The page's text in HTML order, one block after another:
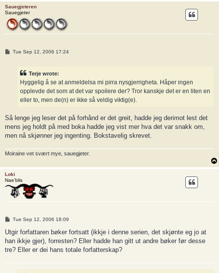
Sauegjeteren
Sauegjeter
PTue Sep 12, 2006 17:24
Terje wrote:
Hyggelig å se at anmeldelsa mi pirra nysgjerrigheta. Håper ingen
opplevde det som at det var spoilere der? Tror kanskje det er en liten en
eller to, men de(n) er ikke så veldig viktig(e).
Så lenge jeg leser det på forhånd er det greit, hadde jeg derimot lest det
mens jeg holdt på med boka hadde jeg vist mer hva det var snakk om,
men nå skjønner jeg ingenting. Bokstavelig skrevet.
Moiraine vet svært mye, sauegjeter.
Loki
Nae’blis
P
s
t
Tue Sep 12, 2006 18:09
Utgir forfattaren bøker fortsatt (ikkje i denne serien, det skjønte eg jo at
han ikkje gjer), forresten? Eller hadde han gitt ut andre bøker før desse
tre? Eller er dei hans totale forfatterskap?